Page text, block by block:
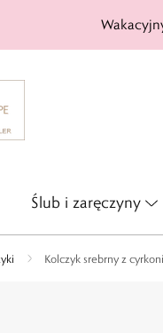
Ślub i zaręczyny
Kolczyk srebrny z